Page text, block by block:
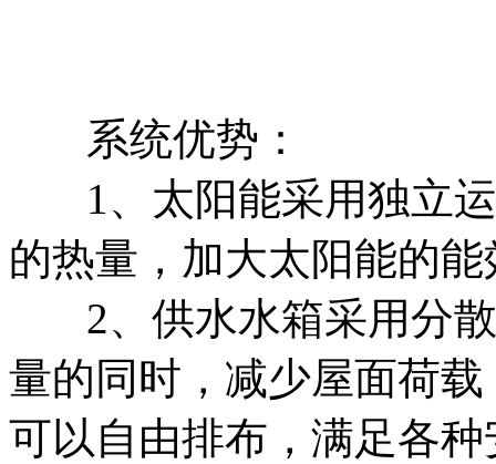
系统优势：
1、太阳能采用独立
的热量，加大太阳能的能
2、供水水箱采用分
量的同时，减少屋面荷
可以自由排布，满足各